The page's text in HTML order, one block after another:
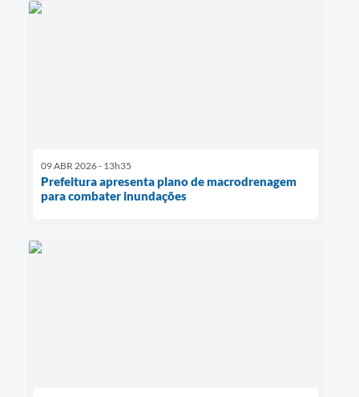
09 ABR 2026 - 13h35
Prefeitura apresenta plano de macrodrenagem
para combater inundações